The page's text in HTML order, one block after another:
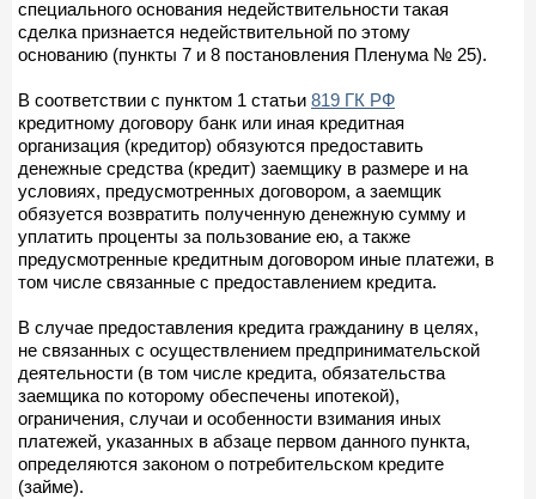
специального основания недействительности такая
сделка признается недействительной по этому
основанию (пункты 7 и 8 постановления Пленума № 25).
В соответствии с пунктом 1 статьи 819 ГК РФ
кредитному договору банк или иная кредитная
организация (кредитор) обязуются предоставить
денежные средства (кредит) заемщику в размере и на
условиях, предусмотренных договором, а заемщик
обязуется возвратить полученную денежную сумму и
уплатить проценты за пользование ею, а также
предусмотренные кредитным договором иные платежи, в
том числе связанные с предоставлением кредита.
В случае предоставления кредита гражданину в целях,
не связанных с осуществлением предпринимательской
деятельности (в том числе кредита, обязательства
заемщика по которому обеспечены ипотекой),
ограничения, случаи и особенности взимания иных
платежей, указанных в абзаце первом данного пункта,
определяются законом о потребительском кредите
(займе).